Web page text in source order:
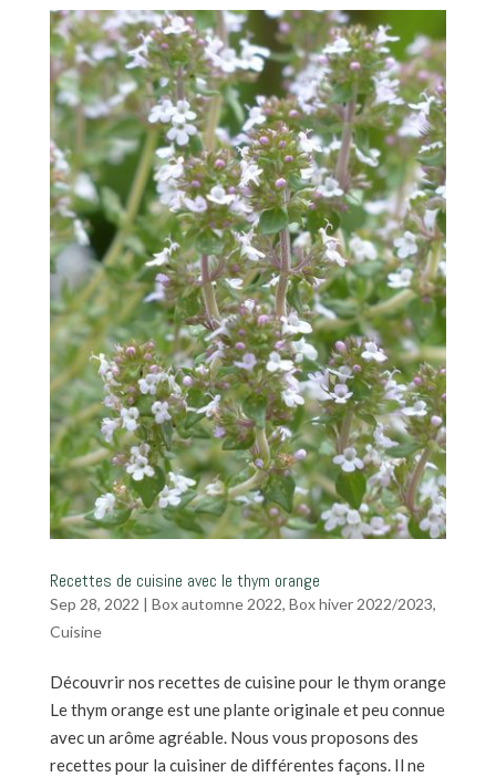
Recettes de cuisine avec le thym orange
Sep 28, 2022 | Box automne 2022, Box hiver 2022/2023,
Cuisine
Découvrir nos recettes de cuisine pour le thym orange
Le thym orange est une plante originale et peu connue
avec un arôme agréable. Nous vous proposons des
recettes pour la cuisiner de différentes façons. Il ne